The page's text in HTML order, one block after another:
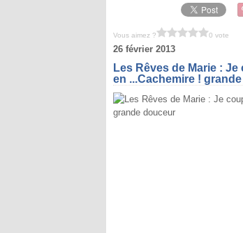
Vous aimez ? 0 vote
26 février 2013
Les Rêves de Marie :
en ...Cachemire !